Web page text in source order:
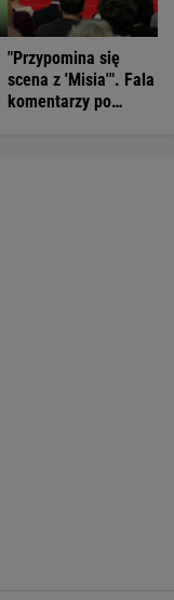
"Przypomina się
scena z 'Misia'". Fala
komentarzy po